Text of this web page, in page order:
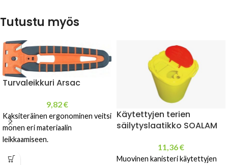
Tutustu myös
Turvaleikkuri Arsac
9,82€
Kaksiteräinen ergonominen veitsi
monen eri materiaalin
leikkaamiseen.
Käytettyjen terien
säilytyslaatikko SOALAM
11,36€
Muovinen kanisteri käytettyjen